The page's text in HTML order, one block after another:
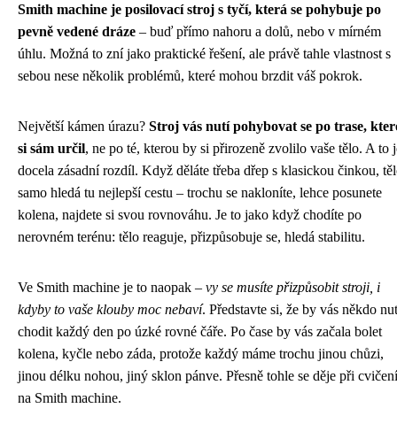
Smith machine je posilovací stroj s tyčí, která se pohybuje po
pevně vedené dráze – buď přímo nahoru a dolů, nebo v mírném
úhlu. Možná to zní jako praktické řešení, ale právě tahle vlastnost s
sebou nese několik problémů, které mohou brzdit váš pokrok.
Největší kámen úrazu? Stroj vás nutí pohybovat se po trase,
si sám určil, ne po té, kterou by si přirozeně zvolilo vaše tělo. A to
docela zásadní rozdíl. Když děláte třeba dřep s klasickou činkou,
samo hledá tu nejlepší cestu – trochu se nakloníte, lehce posunete
kolena, najdete si svou rovnováhu. Je to jako když chodíte po
nerovném terénu: tělo reaguje, přizpůsobuje se, hledá stabilitu.
Ve Smith machine je to naopak – vy se musíte přizpůsobit stroji, i
kdyby to vaše klouby moc nebaví. Představte si, že by vás někdo
chodit každý den po úzké rovné čáře. Po čase by vás začala bolet
kolena, kyčle nebo záda, protože každý máme trochu jinou chůzi,
jinou délku nohou, jiný sklon pánve. Přesně tohle se děje při cvičení
na Smith machine.